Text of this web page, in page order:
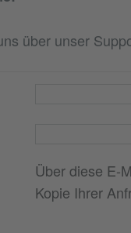
über unser
Über diese E-
Kopie Ihrer